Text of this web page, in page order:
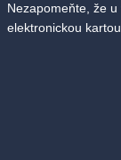
Nezapomeňte, že
elektronickou kartou